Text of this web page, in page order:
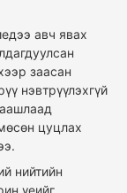
авч явах
заасан
нэвтрүүлэхгүй
цуцлах
нийтийн